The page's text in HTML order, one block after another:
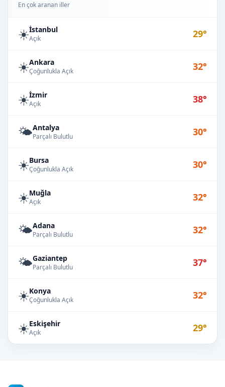
En çok aranan iller
☀️İstanbul
Açık 29°
☀️Ankara
Çoğunlukla Açık 32°
☀️İzmir
Açık 38°
🌤️Antalya
Parçalı Bulutlu 30°
☀️Bursa
Çoğunlukla Açık 30°
☀️Muğla
Açık 32°
🌤️Adana
Parçalı Bulutlu 32°
🌤️Gaziantep
Parçalı Bulutlu 37°
☀️Konya
Çoğunlukla Açık 32°
☀️Eskişehir
Açık 29°